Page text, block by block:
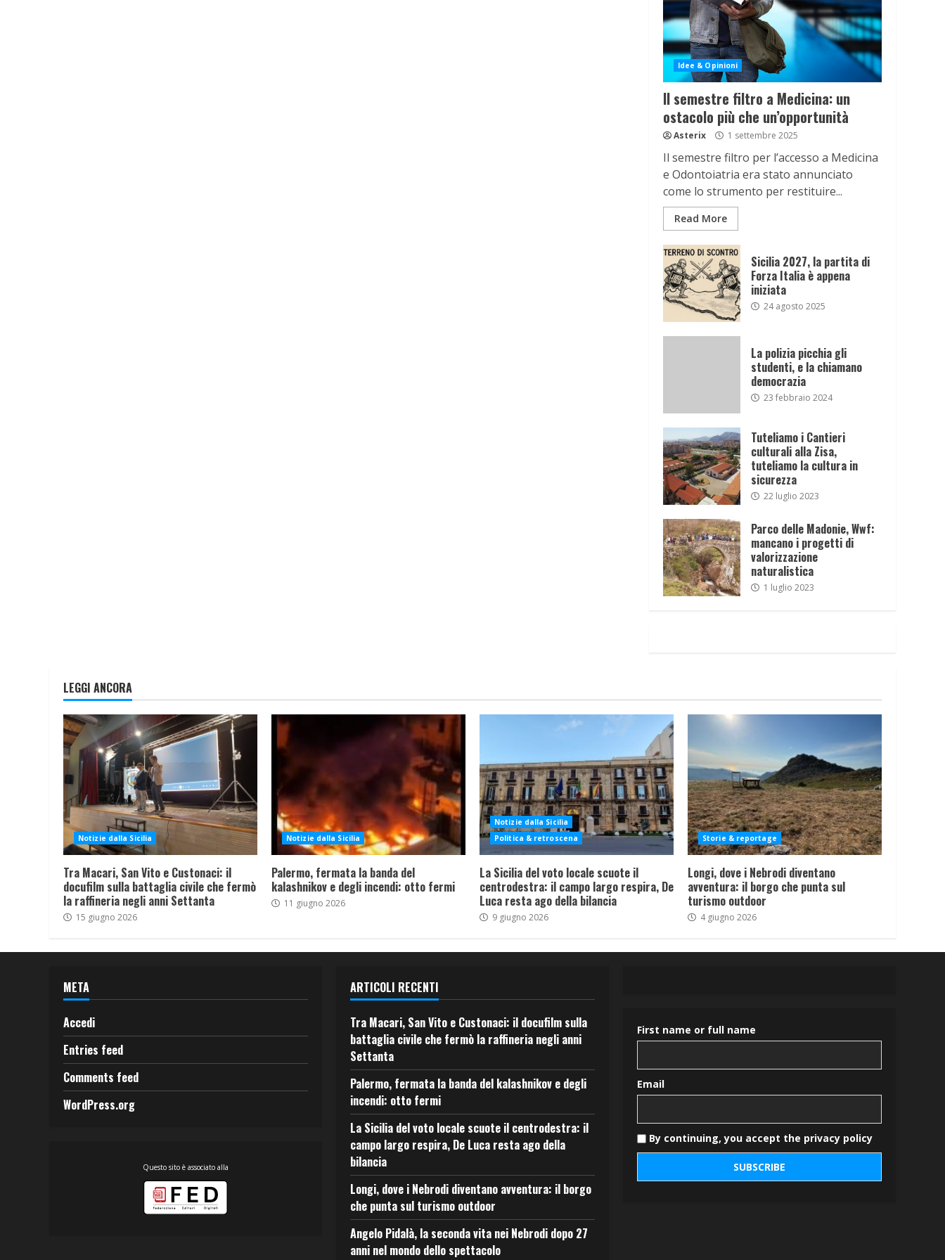
Idee & Opinioni
Il semestre filtro a Medicina: un
ostacolo più che un’opportunità
Asterix 1 settembre 2025
Il semestre filtro per l’accesso a Medicina
e Odontoiatria era stato annunciato
come lo strumento per restituire...
Read More
Sicilia 2027, la partita di
Forza Italia è appena
iniziata
24 agosto 2025
La polizia picchia gli
studenti, e la chiamano
democrazia
23 febbraio 2024
Tuteliamo i Cantieri
culturali alla Zisa,
tuteliamo la cultura in
sicurezza
22 luglio 2023
Parco delle Madonie, Wwf:
mancano i progetti di
valorizzazione
naturalistica
1 luglio 2023
LEGGI ANCORA
Notizie dalla Sicilia
Tra Macari, San Vito e Custonaci: il
docufilm sulla battaglia civile che fermò
la raffineria negli anni Settanta
15 giugno 2026
Notizie dalla Sicilia
Palermo, fermata la banda del
kalashnikov e degli incendi: otto fermi
11 giugno 2026
Notizie dalla Sicilia
Politica & retroscena
La Sicilia del voto locale scuote il
centrodestra: il campo largo respira, De
Luca resta ago della bilancia
9 giugno 2026
Storie & reportage
Longi, dove i Nebrodi diventano
avventura: il borgo che punta sul
turismo outdoor
4 giugno 2026
META
Accedi
Entries feed
Comments feed
WordPress.org
Questo sito è associato alla
ARTICOLI RECENTI
Tra Macari, San Vito e Custonaci: il docufilm sulla
battaglia civile che fermò la raffineria negli anni
Settanta
Palermo, fermata la banda del kalashnikov e degli
incendi: otto fermi
La Sicilia del voto locale scuote il centrodestra: il
campo largo respira, De Luca resta ago della
bilancia
Longi, dove i Nebrodi diventano avventura: il borgo
che punta sul turismo outdoor
Angelo Pidalà, la seconda vita nei Nebrodi dopo 27
anni nel mondo dello spettacolo
First name or full name
Email
By continuing, you accept the privacy policy